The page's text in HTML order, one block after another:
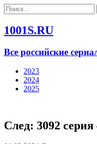
Найти:
1001S.RU
Все российские
2023
2024
2025
След: 3092